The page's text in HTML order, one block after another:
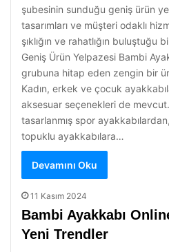
şubesinin sunduğu geniş ürün
tasarımları ve müşteri odaklı
şıklığın ve rahatlığın buluştuğu
Geniş Ürün Yelpazesi Bambi
grubuna hitap eden zengin bir
Kadın, erkek ve çocuk
aksesuar seçenekleri de
tasarlanmış spor
topuklu ayakkabılara…
Devamını Oku
11 Kasım 2024
Bambi Ayakkabı
Yeni Trendler